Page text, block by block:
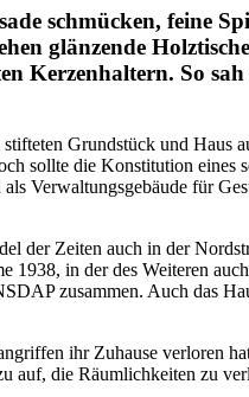
schmücken, feine
glänzende
Kerzenhaltern. So
Grundstück und Haus
sollte die Konstitution eines
Verwaltungsgebäude für
der Zeiten auch in der
in der des Weiteren
zusammen. Auch das
ihr Zuhause verloren
auf, die Räumlichkeiten zu